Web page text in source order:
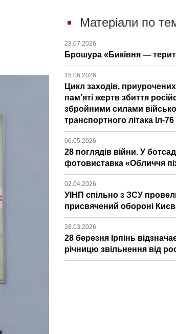
Матеріали по
23.07.2026
Брошура «Биківня —
15.06.2026
Цикл заходів,
пам’яті жертв збиття
збройними силами
транспортного літака Іл-76
06.05.2026
28 поглядів війни. У
фотовиставка «Обличчя
02.04.2026
УІНП спільно з ЗСУ
присвячений обороні
28.03.2026
28 березня Ірпінь
річницю звільнення від